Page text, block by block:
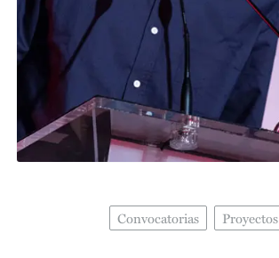
Convocatorias Proyectos